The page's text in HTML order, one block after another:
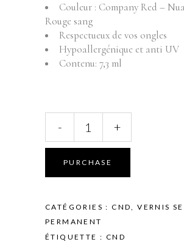
Couleur : Company Red –
Rouge sang
Respectueux de vos ongles
Hypoallergénique et anti UV
Contenu: 7,3 ml
Shellac
Vernis
permanent
-
Couleur
- +
PURCHASE
CATÉGORIES :CND,VERNIS
PERMANENT
ÉTIQUETTE : CND